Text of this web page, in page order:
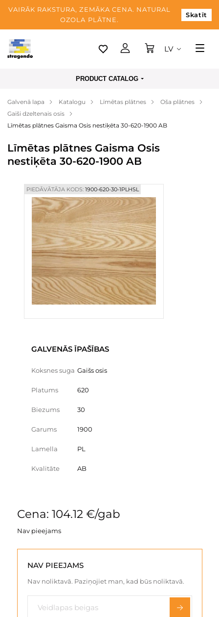
VAIRĀK RAKSTURA, ZEMĀKA CENA. NATURAL
OZOLA PLĀTNE.
Skatīt
Tallina
Apmaksa
Par mums
Blogs
Kontaktinformācija
LV
PRODUCT CATALOG
Galvenā lapa Katalogu Līmētas plātnes
Oša plātnes
Gaiši dzeltenais osis
Līmētas plātnes Gaisma Osis nestiķēta 30-620-1900 AB
Līmētas plātnes Gaisma Osis
nestiķēta 30-620-1900 AB
PIEDĀVĀTĀJA KODS:1900-620-30-1PLHSL
GALVENĀS ĪPAŠĪBAS
Koksnes suga Gaišs osis
Platums 620
Biezums 30
Garums 1900
Lamella PL
Kvalitāte AB
Cena: 104.12 €/gab
Nav pieejams
NAV PIEEJAMS
Nav noliktavā. Paziņojiet man, kad būs noliktavā.